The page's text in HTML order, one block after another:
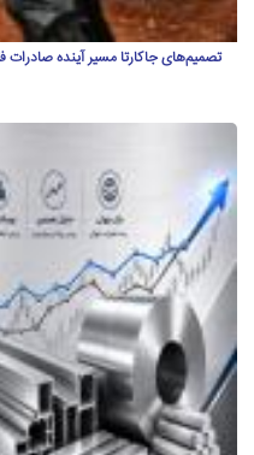
تصمیم‌های جاکارتا مسیر آینده صادرات